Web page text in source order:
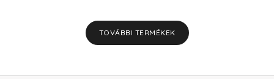
TOVÁBBI TERMÉKEK